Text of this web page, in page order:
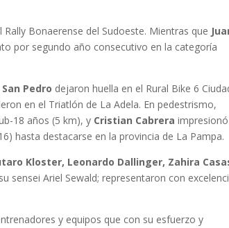
Bonaerense del Sudoeste. Mientras que
por segundo año consecutivo en la categoría
Pedro dejaron huella en el Rural Bike 6
en el Triatlón de La Adela. En pedestrismo,
18 años (5 km), y Cristian Cabrera
hasta destacarse en la provincia de La Pampa.
Kloster, Leonardo Dallinger, Zahira
sensei Ariel Sewald; representaron con
y equipos que con su esfuerzo y